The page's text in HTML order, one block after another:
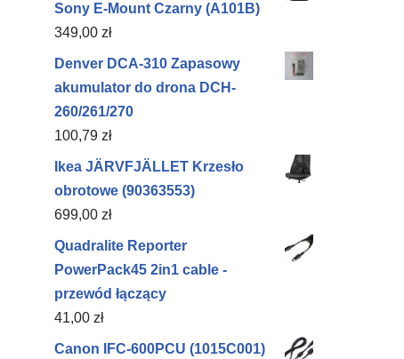
Sony E-Mount Czarny (A101B)
349,00 zł
Denver DCA-310 Zapasowy
akumulator do drona DCH-
260/261/270
100,79 zł
Ikea JÄRVFJÄLLET Krzesło
obrotowe (90363553)
699,00 zł
Quadralite Reporter
PowerPack45 2in1 cable -
przewód łączący
41,00 zł
Canon IFC-600PCU (1015C001)